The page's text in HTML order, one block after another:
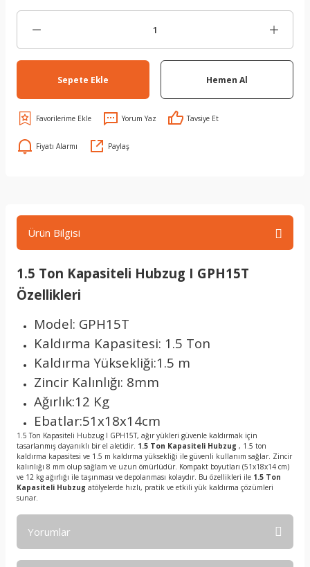
Sepete Ekle Hemen Al
Yorum Yaz Tavsiye Et
Fiyatı Alarmı Paylaş
Ürün Bilgisi
1.5 Ton Kapasiteli Hubzug I GPH15T
Özellikleri
Model: GPH15T
Kaldırma Kapasitesi: 1.5 Ton
Kaldırma Yüksekliği:1.5 m
Zincir Kalınlığı: 8mm
Ağırlık:12 Kg
Ebatlar:51x18x14cm
1.5 Ton Kapasiteli Hubzug I GPH15T, ağır yükleri güvenle kaldırmak için
tasarlanmış dayanıklı bir el aletidir. 1.5 Ton Kapasiteli Hubzug , 1.5 ton
kaldırma kapasitesi ve 1.5 m kaldırma yüksekliği ile güvenli kullanım sağlar. Zincir
kalınlığı 8 mm olup sağlam ve uzun ömürlüdür. Kompakt boyutları (51x18x14 cm)
ve 12 kg ağırlığı ile taşınması ve depolanması kolaydır. Bu özellikleri ile 1.5 Ton
Kapasiteli Hubzug atölyelerde hızlı, pratik ve etkili yük kaldırma çözümleri
sunar.
Yorumlar